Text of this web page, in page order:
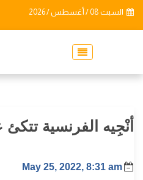
السبت 08 / أغسطس / 2026
أنْجِيه الفرنسية
May 25, 2022, 8:31 am